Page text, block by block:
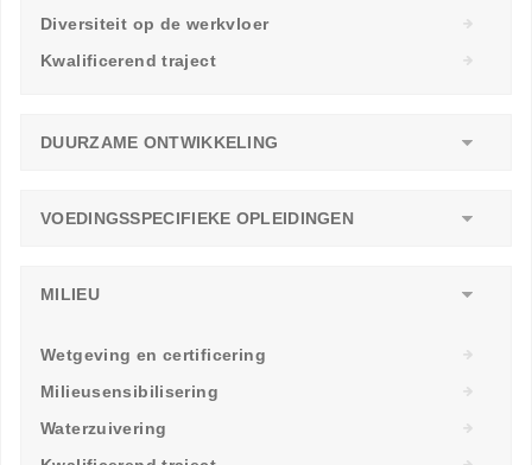
Diversiteit op de werkvloer
Kwalificerend traject
DUURZAME ONTWIKKELING
VOEDINGSSPECIFIEKE OPLEIDINGEN
MILIEU
Wetgeving en certificering
Milieusensibilisering
Waterzuivering